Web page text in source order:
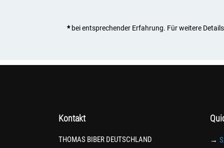
* bei entsprechender Erfahrung. Für weitere
Kontakt
THOMAS BIBER DEUTSCHLAND
→